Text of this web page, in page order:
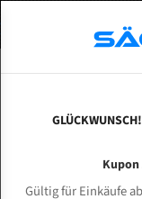
ABOUTS
ENGLISH
Bi-Metall Meterware
Kupon
Gültig für Einkäufe ab